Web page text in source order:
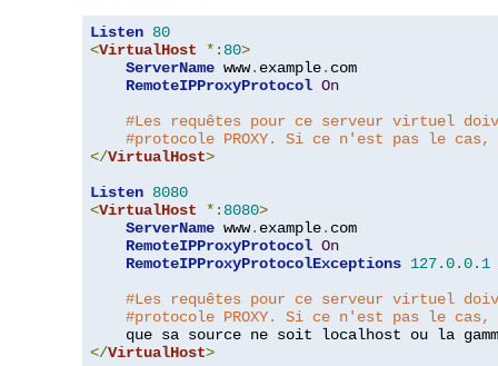
Listen 80
<VirtualHost *: 80>
ServerName www. example. com
RemoteIPProxyProtocol On
#Les requêtes pour ce serveur virtuel
#protocole PROXY. Si ce n'est pas le
</VirtualHost>
Listen 8080
<VirtualHost *: 8080>
ServerName www. example. com
RemoteIPProxyProtocol On
RemoteIPProxyProtocolExceptions 127.0.0.1
#Les requêtes pour ce serveur virtuel
#protocole PROXY. Si ce n'est pas le cas,
que sa source ne soit localhost ou la
</VirtualHost>